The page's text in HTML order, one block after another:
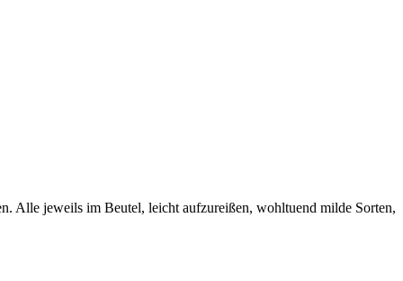
Alle jeweils im Beutel, leicht aufzureißen, wohltuend milde Sorten,